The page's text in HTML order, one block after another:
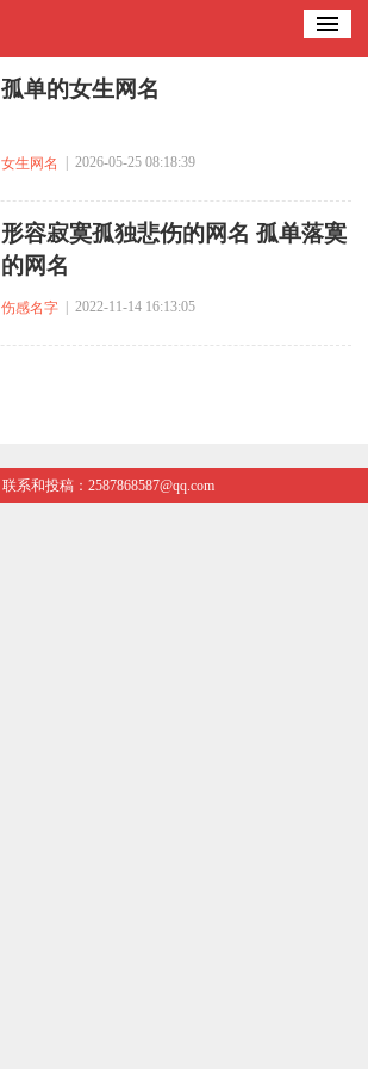
孤单的女生网名
女生网名 | 2026-05-25 08:18:39
形容寂寞孤独悲伤的网名 孤单落寞
的网名
伤感名字 | 2022-11-14 16:13:05
联系和投稿：2587868587@qq.com